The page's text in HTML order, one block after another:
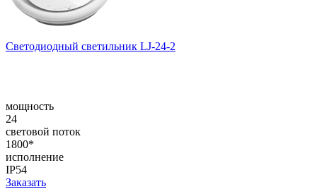
Светодиодный светильник LJ-24-2
мощность
24
световой поток
1800*
исполнение
IP54
Заказать